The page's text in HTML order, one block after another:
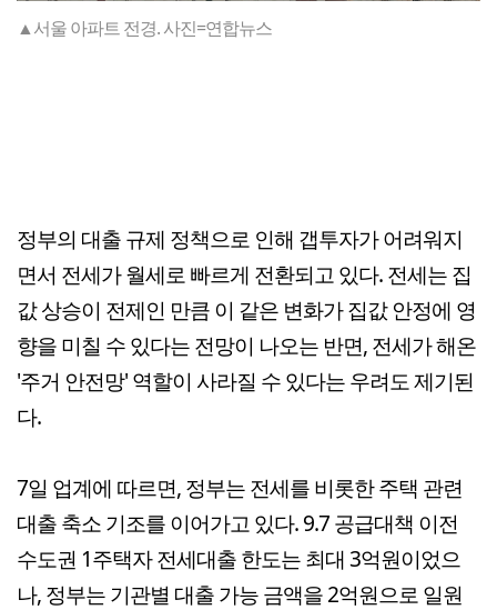
▲서울 아파트 전경. 사진=연합뉴스
정부의 대출 규제 정책으로 인해 갭투자가 어려워지
면서 전세가 월세로 빠르게 전환되고 있다. 전세는 집
값 상승이 전제인 만큼 이 같은 변화가 집값 안정에 영
향을 미칠 수 있다는 전망이 나오는 반면, 전세가 해온
'주거 안전망' 역할이 사라질 수 있다는 우려도 제기된
다.
7일 업계에 따르면, 정부는 전세를 비롯한 주택 관련
대출 축소 기조를 이어가고 있다. 9.7 공급대책 이전
수도권 1주택자 전세대출 한도는 최대 3억원이었으
나, 정부는 기관별 대출 가능 금액을 2억원으로 일원